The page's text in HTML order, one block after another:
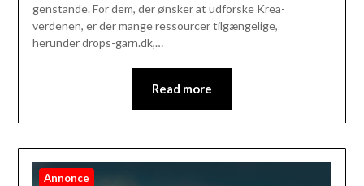
genstande. For dem, der ønsker at udforske Krea-
verdenen, er der mange ressourcer tilgængelige,
herunder drops-garn.dk,…
Read more
Annonce